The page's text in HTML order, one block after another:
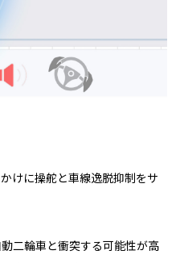
けに操舵と車線逸脱抑制をサ
二輪車と衝突する可能性が高